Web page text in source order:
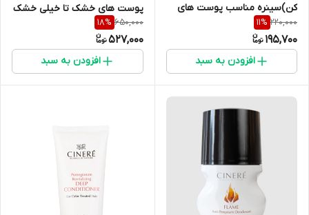
کن)سینره مناسب پوست های
چرب حجم ۱۵۰ میلی لیتر
220,000
11%
195,700
افزودن به سبد
پوست های خشک تا خیلی خشک
حجم ۴۰ میلی لیتر
650,000
18%
527,000
افزودن به سبد